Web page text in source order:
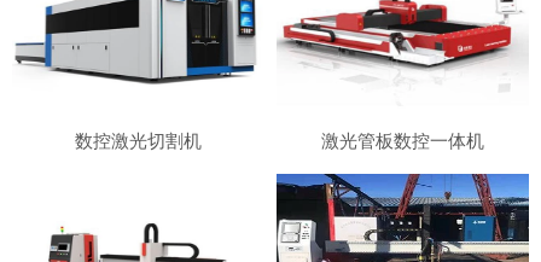
数控激光切割机 激光管板数控一体机